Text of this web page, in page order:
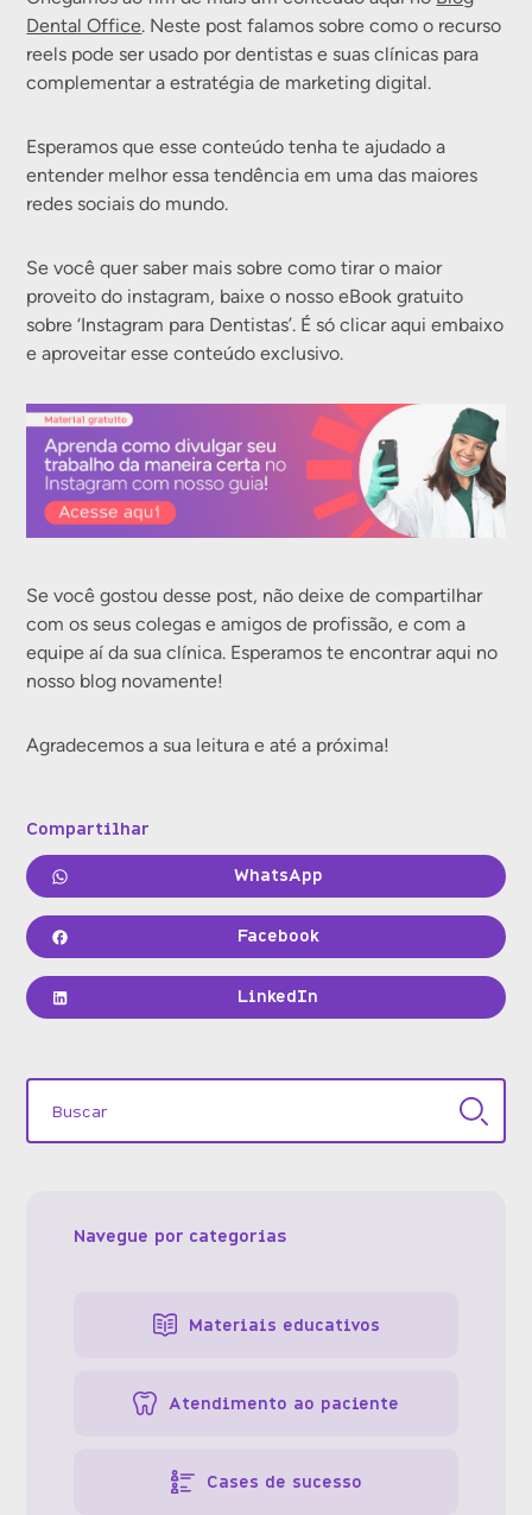
Dental Office. Neste post falamos sobre como o recurso
reels pode ser usado por dentistas e suas clínicas para
complementar a estratégia de marketing digital.
Esperamos que esse conteúdo tenha te ajudado a
entender melhor essa tendência em uma das maiores
redes sociais do mundo.
Se você quer saber mais sobre como tirar o maior
proveito do instagram, baixe o nosso eBook gratuito
sobre ‘Instagram para Dentistas’. É só clicar aqui embaixo
e aproveitar esse conteúdo exclusivo.
Se você gostou desse post, não deixe de compartilhar
com os seus colegas e amigos de profissão, e com a
equipe aí da sua clínica. Esperamos te encontrar aqui no
nosso blog novamente!
Agradecemos a sua leitura e até a próxima!
Compartilhar
WhatsApp
Facebook
LinkedIn
Navegue por categorias
Materiais educativos
Atendimento ao paciente
Cases de sucesso